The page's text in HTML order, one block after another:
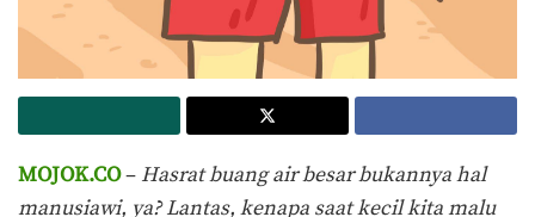
MOJOK.CO– Hasrat buang air besar bukannya hal
manusiawi, ya? Lantas, kenapa saat kecil kita malu